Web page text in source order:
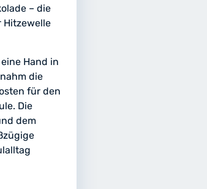
– die
Hitzewelle
Hand in
die
für den
Die
dem